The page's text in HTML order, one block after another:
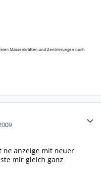
Massenkräften und Zentrierungen noch
ne anzeige mit neuer
mir gleich ganz